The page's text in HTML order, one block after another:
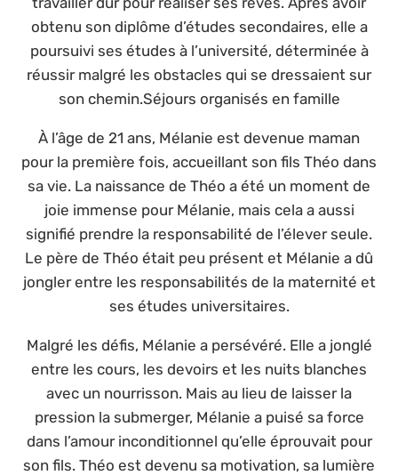
obtenu son diplôme d’études secondaires, elle a
poursuivi ses études à l’université, déterminée à
réussir malgré les obstacles qui se dressaient sur
son chemin.Séjours organisés en famille
À l’âge de 21 ans, Mélanie est devenue maman
pour la première fois, accueillant son fils Théo dans
sa vie. La naissance de Théo a été un moment de
joie immense pour Mélanie, mais cela a aussi
signifié prendre la responsabilité de l’élever seule.
Le père de Théo était peu présent et Mélanie a dû
jongler entre les responsabilités de la maternité et
ses études universitaires.
Malgré les défis, Mélanie a persévéré. Elle a jonglé
entre les cours, les devoirs et les nuits blanches
avec un nourrisson. Mais au lieu de laisser la
pression la submerger, Mélanie a puisé sa force
dans l’amour inconditionnel qu’elle éprouvait pour
son fils. Théo est devenu sa motivation, sa lumière